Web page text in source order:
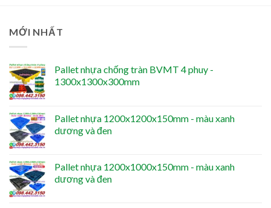
MỚI NHẤT
Pallet nhựa chống tràn BVMT 4 phuy -
1300x1300x300mm
Pallet nhựa 1200x1200x150mm - màu xanh
dương và đen
Pallet nhựa 1200x1000x150mm - màu xanh
dương và đen